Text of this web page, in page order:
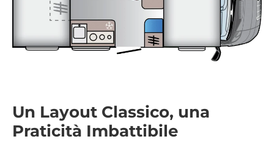
Un Layout Classico, una
Praticità Imbattibile